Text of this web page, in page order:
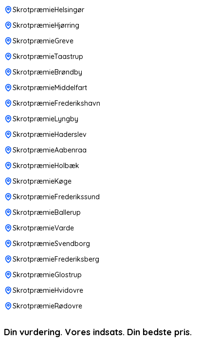
SkrotpræmieHelsingør
SkrotpræmieHjørring
SkrotpræmieGreve
SkrotpræmieTaastrup
SkrotpræmieBrøndby
SkrotpræmieMiddelfart
SkrotpræmieFrederikshavn
SkrotpræmieLyngby
SkrotpræmieHaderslev
SkrotpræmieAabenraa
SkrotpræmieHolbæk
SkrotpræmieKøge
SkrotpræmieFrederikssund
SkrotpræmieBallerup
SkrotpræmieVarde
SkrotpræmieSvendborg
SkrotpræmieFrederiksberg
SkrotpræmieGlostrup
SkrotpræmieHvidovre
SkrotpræmieRødovre
Din vurdering. Vores indsats. Din bedste pris.